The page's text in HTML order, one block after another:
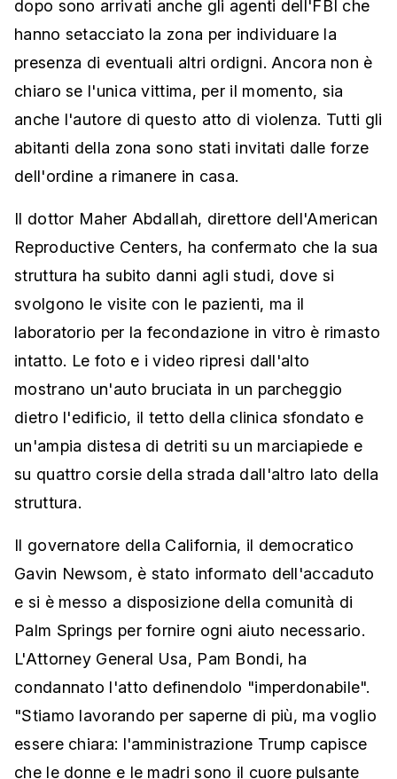
dopo sono arrivati anche gli agenti dell'FBI che
hanno setacciato la zona per individuare la
presenza di eventuali altri ordigni. Ancora non è
chiaro se l'unica vittima, per il momento, sia
anche l'autore di questo atto di violenza. Tutti gli
abitanti della zona sono stati invitati dalle forze
dell'ordine a rimanere in casa.
Il dottor Maher Abdallah, direttore dell'American
Reproductive Centers, ha confermato che la sua
struttura ha subito danni agli studi, dove si
svolgono le visite con le pazienti, ma il
laboratorio per la fecondazione in vitro è rimasto
intatto. Le foto e i video ripresi dall'alto
mostrano un'auto bruciata in un parcheggio
dietro l'edificio, il tetto della clinica sfondato e
un'ampia distesa di detriti su un marciapiede e
su quattro corsie della strada dall'altro lato della
struttura.
Il governatore della California, il democratico
Gavin Newsom, è stato informato dell'accaduto
e si è messo a disposizione della comunità di
Palm Springs per fornire ogni aiuto necessario.
L'Attorney General Usa, Pam Bondi, ha
condannato l'atto definendolo "imperdonabile".
"Stiamo lavorando per saperne di più, ma voglio
essere chiara: l'amministrazione Trump capisce
che le donne e le madri sono il cuore pulsante